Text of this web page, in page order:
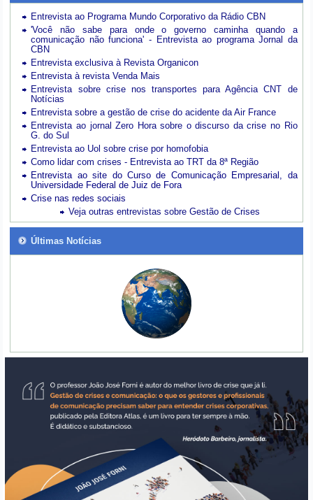
Entrevista ao Programa Mundo Corporativo da Rádio CBN
'Você não sabe para onde o governo caminha quando a
comunicação não funciona' - Entrevista ao programa Jornal da
CBN
Entrevista exclusiva à Revista Organicon
Entrevista à revista Venda Mais
Entrevista sobre crise nos transportes para Agência CNT de
Notícias
Entrevista sobre a gestão de crise do acidente da Air France
Entrevista ao jornal Zero Hora sobre o discurso da crise no Rio
G. do Sul
Entrevista ao Uol sobre crise por homofobia
Como lidar com crises - Entrevista ao TRT da 8ª Região
Entrevista ao site do Curso de Comunicação Empresarial, da
Universidade Federal de Juiz de Fora
Crise nas redes sociais
Veja outras entrevistas sobre Gestão de Crises
Últimas Notícias